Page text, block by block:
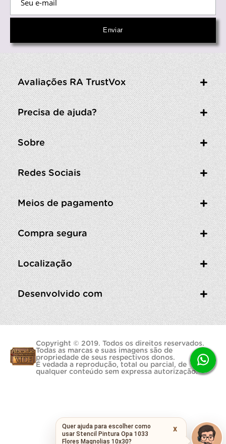
Avaliações RA TrustVox
Precisa de ajuda?
Sobre
Redes Sociais
Meios de pagamento
Compra segura
Localização
Desenvolvido com
Copyright © 2019. Todos os direitos reservados.
Todas as marcas e suas imagens são de
propriedade de seus respectivos donos.
É vedada a reprodução, total ou parcial, de
qualquer conteúdo sem expressa autorização.